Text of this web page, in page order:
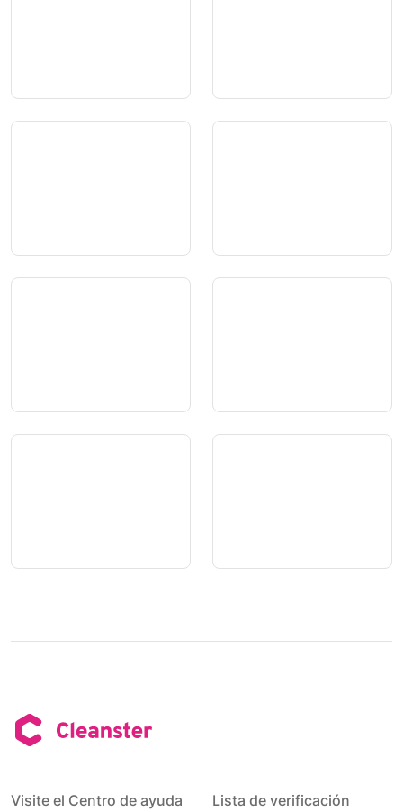
Visite el Centro de ayuda
Lista de verificación